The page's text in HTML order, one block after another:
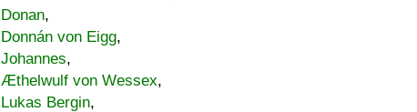
Donan,
Donnán von Eigg,
Johannes,
Æthelwulf von Wessex,
Lukas Bergin,